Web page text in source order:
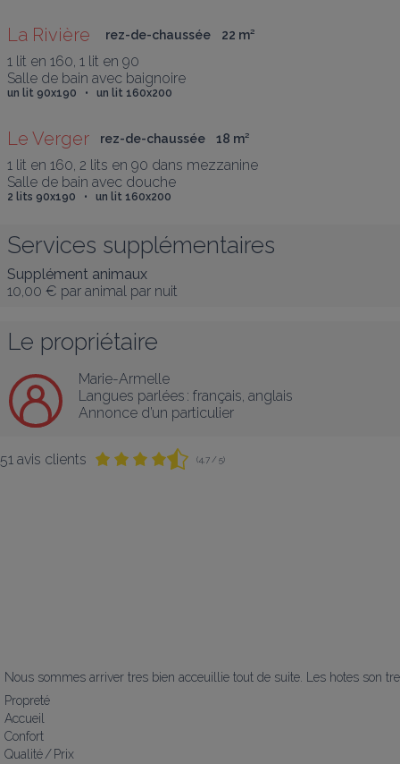
La Rivière rez-de-chaussée 22 m²
1 lit en 160, 1 lit en 90
Salle de bain avec baignoire
un lit 90x190   •   un lit 160x200
Le Verger rez-de-chaussée 18 m²
1 lit en 160, 2 lits en 90 dans mezzanine
Salle de bain avec douche
2 lits 90x190   •   un lit 160x200
Services supplémentaires
Supplément animaux
10,00 € par animal par nuit
Le propriétaire
Marie-Armelle
Langues parlées : français anglais
Annonce d’un particulier
51 avis clients (4,7 / 5)
Nous sommes arriver tres bien acceuillie tout de suite. Les hotes son
Propreté
Accueil
Confort
Qualité / Prix